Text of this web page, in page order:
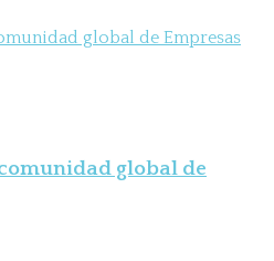
global de